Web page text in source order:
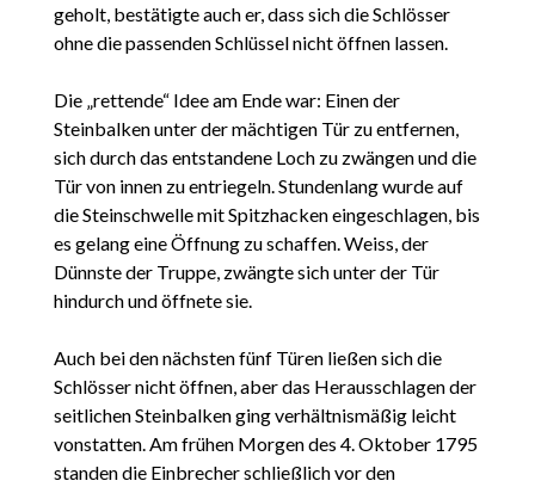
geholt, bestätigte auch er, dass sich die Schlösser
ohne die passenden Schlüssel nicht öffnen lassen.
Die „rettende“ Idee am Ende war: Einen der
Steinbalken unter der mächtigen Tür zu entfernen,
sich durch das entstandene Loch zu zwängen und die
Tür von innen zu entriegeln. Stundenlang wurde auf
die Steinschwelle mit Spitzhacken eingeschlagen, bis
es gelang eine Öffnung zu schaffen. Weiss, der
Dünnste der Truppe, zwängte sich unter der Tür
hindurch und öffnete sie.
Auch bei den nächsten fünf Türen ließen sich die
Schlösser nicht öffnen, aber das Herausschlagen der
seitlichen Steinbalken ging verhältnismäßig leicht
vonstatten. Am frühen Morgen des 4. Oktober 1795
standen die Einbrecher schließlich vor den